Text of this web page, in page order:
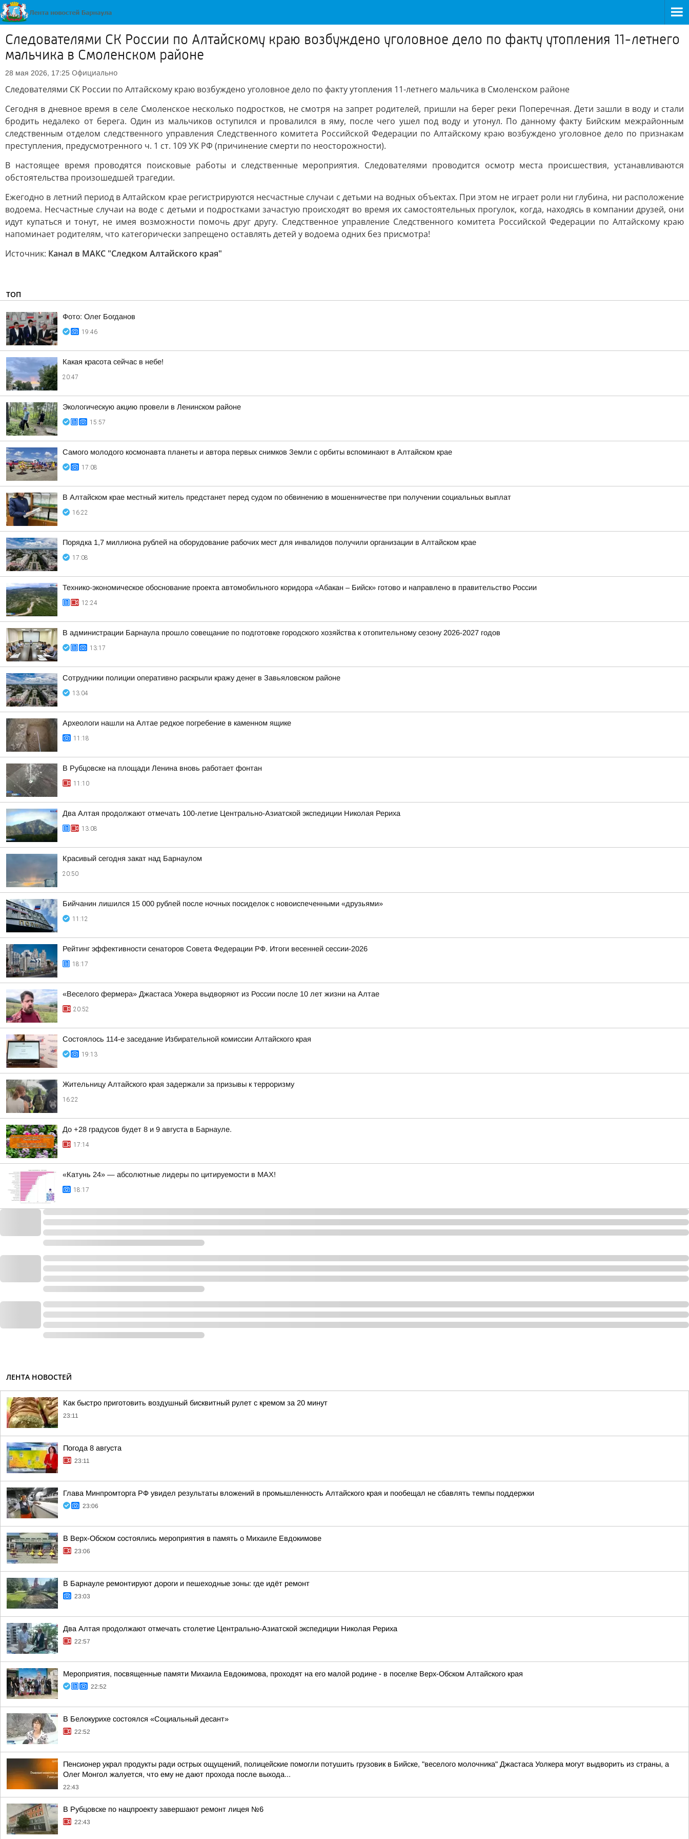
Следователями СК России по Алтайскому краю возбуждено уголовное дело по факту утопления 11-летнего
мальчика в Смоленском районе
28 мая 2026, 17:25 Официально
Следователями СК России по Алтайскому краю возбуждено уголовное дело по факту утопления 11-летнего мальчика в Смоленском районе
Сегодня в дневное время в селе Смоленское несколько подростков, не смотря на запрет родителей, пришли на берег реки Поперечная. Дети зашли в воду и стали
бродить недалеко от берега. Один из мальчиков оступился и провалился в яму, после чего ушел под воду и утонул. По данному факту Бийским межрайонным
следственным отделом следственного управления Следственного комитета Российской Федерации по Алтайскому краю возбуждено уголовное дело по признакам
преступления, предусмотренного ч. 1 ст. 109 УК РФ (причинение смерти по неосторожности).
В настоящее время проводятся поисковые работы и следственные мероприятия. Следователями проводится осмотр места происшествия, устанавливаются
обстоятельства произошедшей трагедии.
Ежегодно в летний период в Алтайском крае регистрируются несчастные случаи с детьми на водных объектах. При этом не играет роли ни глубина, ни расположение
водоема. Несчастные случаи на воде с детьми и подростками зачастую происходят во время их самостоятельных прогулок, когда, находясь в компании друзей, они
идут купаться и тонут, не имея возможности помочь друг другу. Следственное управление Следственного комитета Российской Федерации по Алтайскому краю
напоминает родителям, что категорически запрещено оставлять детей у водоема одних без присмотра!
Источник: Канал в МАКС "Следком Алтайского края"
ТОП
Фото: Олег Богданов
19:46
Какая красота сейчас в небе!
20:47
Экологическую акцию провели в Ленинском районе
15:57
Самого молодого космонавта планеты и автора первых снимков Земли с орбиты вспоминают в Алтайском крае
17:08
В Алтайском крае местный житель предстанет перед судом по обвинению в мошенничестве при получении социальных выплат
16:22
Порядка 1,7 миллиона рублей на оборудование рабочих мест для инвалидов получили организации в Алтайском крае
17:08
Технико-экономическое обоснование проекта автомобильного коридора «Абакан – Бийск» готово и направлено в правительство России
12:24
В администрации Барнаула прошло совещание по подготовке городского хозяйства к отопительному сезону 2026-2027 годов
13:17
Сотрудники полиции оперативно раскрыли кражу денег в Завьяловском районе
13:04
Археологи нашли на Алтае редкое погребение в каменном ящике
11:18
В Рубцовске на площади Ленина вновь работает фонтан
11:10
Два Алтая продолжают отмечать 100-летие Центрально-Азиатской экспедиции Николая Рериха
13:08
Красивый сегодня закат над Барнаулом
20:50
Бийчанин лишился 15 000 рублей после ночных посиделок с новоиспеченными «друзьями»
11:12
Рейтинг эффективности сенаторов Совета Федерации РФ. Итоги весенней сессии-2026
18:17
«Веселого фермера» Джастаса Уокера выдворяют из России после 10 лет жизни на Алтае
20:52
Состоялось 114-е заседание Избирательной комиссии Алтайского края
19:13
Жительницу Алтайского края задержали за призывы к терроризму
16:22
До +28 градусов будет 8 и 9 августа в Барнауле.
17:14
«Катунь 24» — абсолютные лидеры по цитируемости в MAX!
18:17
ЛЕНТА НОВОСТЕЙ
Как быстро приготовить воздушный бисквитный рулет с кремом за 20 минут
23:11
Погода 8 августа
23:11
Глава Минпромторга РФ увидел результаты вложений в промышленность Алтайского края и пообещал не сбавлять темпы поддержки
23:06
В Верх-Обском состоялись мероприятия в память о Михаиле Евдокимове
23:06
В Барнауле ремонтируют дороги и пешеходные зоны: где идёт ремонт
23:03
Два Алтая продолжают отмечать столетие Центрально-Азиатской экспедиции Николая Рериха
22:57
Мероприятия, посвященные памяти Михаила Евдокимова, проходят на его малой родине - в поселке Верх-Обском Алтайского края
22:52
В Белокурихе состоялся «Социальный десант»
22:52
Пенсионер украл продукты ради острых ощущений, полицейские помогли потушить грузовик в Бийске, "веселого молочника" Джастаса Уолкера могут выдворить из страны, а
Олег Монгол жалуется, что ему не дают прохода после выхода...
22:43
В Рубцовске по нацпроекту завершают ремонт лицея №6
22:43